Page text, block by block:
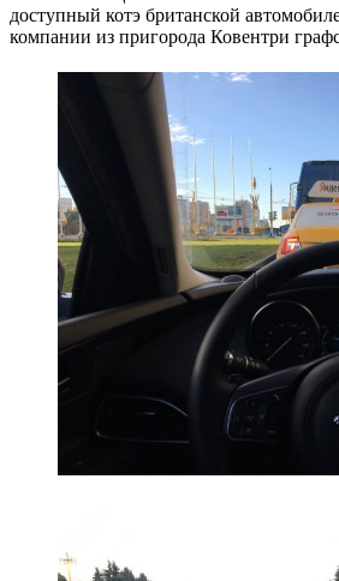
доступный котэ британской
компании из пригорода Ковентри